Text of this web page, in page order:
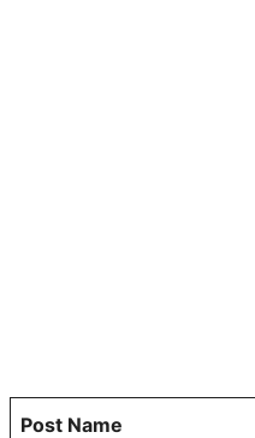
Post Name